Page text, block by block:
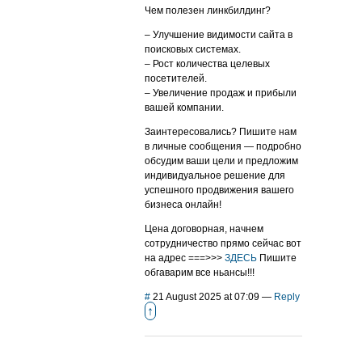
Чем полезен линкбилдинг?
– Улучшение видимости сайта в
поисковых системах.
– Рост количества целевых
посетителей.
– Увеличение продаж и прибыли
вашей компании.
Заинтересовались? Пишите нам
в личные сообщения — подробно
обсудим ваши цели и предложим
индивидуальное решение для
успешного продвижения вашего
бизнеса онлайн!
Цена договорная, начнем
сотрудничество прямо сейчас вот
на адрес ===>>> ЗДЕСЬ Пишите
обгаварим все ньансы!!!
# 21 August 2025 at 07:09 — Reply
↑